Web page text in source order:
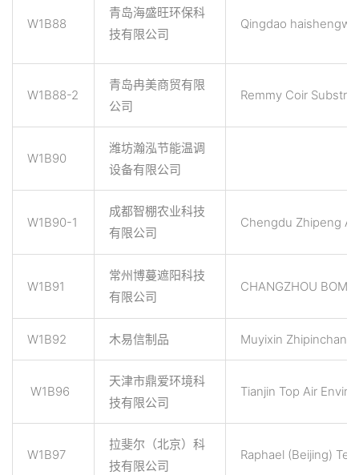
W1B88
青岛海盛旺环保科
技有限公司
Qingdao
W1B88-2
青岛冉美商贸有限
公司
Remmy Coir
W1B90
潍坊瀚泓节能温调
设备有限公司
W1B90-1
成都智棚农业科技
有限公司
Chengdu Zhipeng
W1B91
常州博蔓遮阳科技
有限公司
CHANGZHOU
W1B92 木易信制品 Muyixin Zhipinchang
W1B96
天津市鼎爱环境科
技有限公司
Tianjin Top Air
W1B97
拉斐尔（北京）科
技有限公司
Raphael (Beijing)